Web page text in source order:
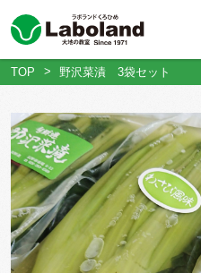
TOP
野沢菜漬 3袋セット